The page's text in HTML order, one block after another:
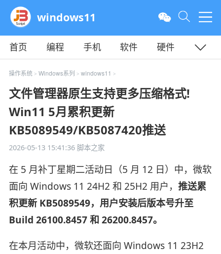
windows11
首页 编程 手机 软件
硬件
教程
平面 服务器
操作系统> Windows系列 > windows11 >
文件管理器原生支持更多压缩格式!
Win11 5月累积更新
KB5089549/KB5087420推送
2026-05-13 15:41:36脚本之家
在 5 月补丁星期二活动日（5 月 12 日）中，微软
面向 Windows 11 24H2 和 25H2 用户， 推送累
积更新 KB5089549，用户安装后版本号升至
Build 26100.8457 和 26200.8457。
在本月活动中，微软还面向 Windows 11 23H2